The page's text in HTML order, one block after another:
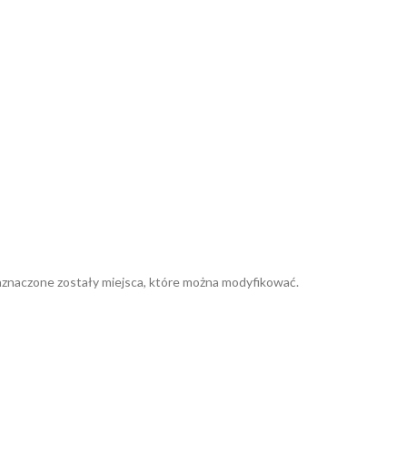
zostały miejsca, które można modyfikować.